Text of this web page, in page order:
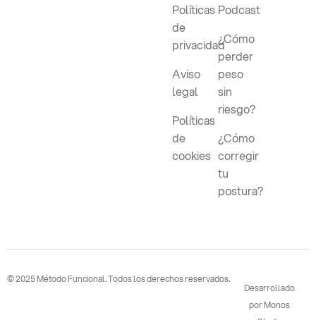
Políticas
de
privacidad
Aviso
legal
Políticas
de
cookies
Podcast
¿Cómo
perder
peso
sin
riesgo?
¿Cómo
corregir
tu
postura?
© 2025 Método Funcional. Todos los derechos reservados.
Desarrollado
por Monos